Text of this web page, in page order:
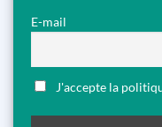
E-mail
J'accepte la